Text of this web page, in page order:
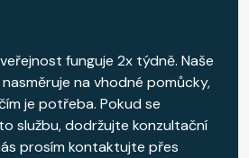
funguje 2x týdně. Naše
na vhodné pomůcky,
je potřeba. Pokud se
službu, dodržujte konzultační
prosím kontaktujte přes